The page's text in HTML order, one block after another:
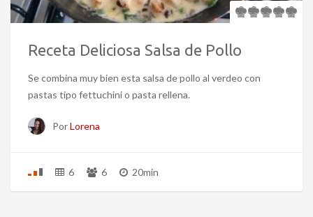
Receta Deliciosa Salsa de Pollo
Se combina muy bien esta salsa de pollo al verdeo con
pastas tipo fettuchini o pasta rellena.
PorLorena
6 6 20min